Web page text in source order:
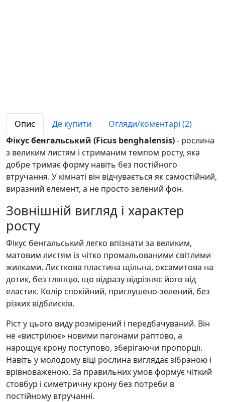
Опис Де купити
Огляди/коментарі (2)
Фікус бенгальський (Ficus benghalensis)- рослина
з великим листям і стриманим темпом росту, яка
добре тримає форму навіть без постійного
втручання. У кімнаті він відчувається як самостійний,
виразний елемент, а не просто зелений фон.
Зовнішній вигляд і характер
росту
Фікус бенгальський легко впізнати за великим,
матовим листям із чітко промальованими світлими
жилками. Листкова пластина щільна, оксамитова на
дотик, без глянцю, що відразу відрізняє його від
еластик. Колір спокійний, приглушено-зелений, без
різких відблисків.
Ріст у цього виду розмірений і передбачуваний. Він
не «вистрілює» новими пагонами раптово, а
нарощує крону поступово, зберігаючи пропорції.
Навіть у молодому віці рослина виглядає зібраною і
врівноваженою. За правильних умов формує чіткий
стовбур і симетричну крону без потреби в
постійному втручанні.